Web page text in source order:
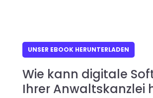
UNSER EBOOK HERUNTERLADEN
Wie kann digitale
Ihrer Anwaltskanzlei